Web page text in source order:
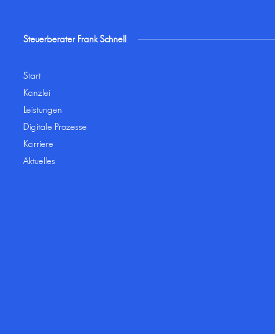
Steuerberater Frank Schnell
Start
Kanzlei
Leistungen
Digitale Prozesse
Karriere
Aktuelles